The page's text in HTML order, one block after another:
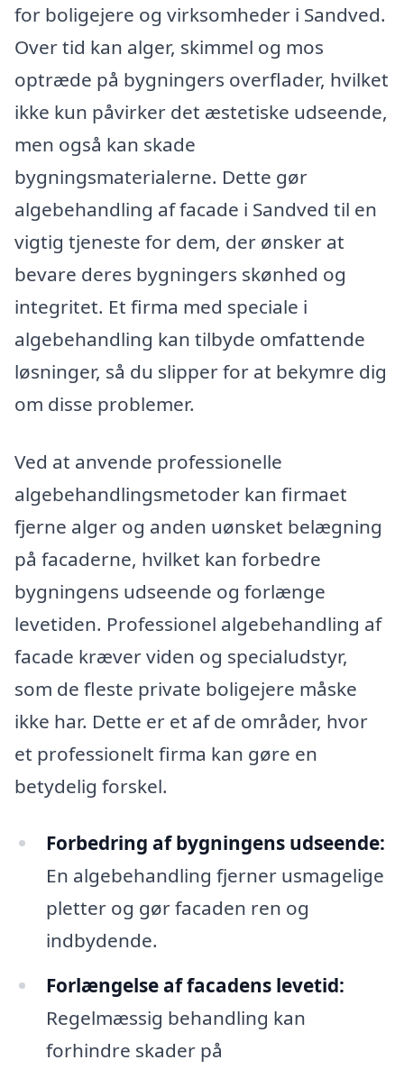
for boligejere og virksomheder i Sandved.
Over tid kan alger, skimmel og mos
optræde på bygningers overflader, hvilket
ikke kun påvirker det æstetiske udseende,
men også kan skade
bygningsmaterialerne. Dette gør
algebehandling af facade i Sandved til en
vigtig tjeneste for dem, der ønsker at
bevare deres bygningers skønhed og
integritet. Et firma med speciale i
algebehandling kan tilbyde omfattende
løsninger, så du slipper for at bekymre dig
om disse problemer.
Ved at anvende professionelle
algebehandlingsmetoder kan firmaet
fjerne alger og anden uønsket belægning
på facaderne, hvilket kan forbedre
bygningens udseende og forlænge
levetiden. Professionel algebehandling af
facade kræver viden og specialudstyr,
som de fleste private boligejere måske
ikke har. Dette er et af de områder, hvor
et professionelt firma kan gøre en
betydelig forskel.
Forbedring af bygningens udseende:
En algebehandling fjerner usmagelige
pletter og gør facaden ren og
indbydende.
Forlængelse af facadens levetid:
Regelmæssig behandling kan
forhindre skader på